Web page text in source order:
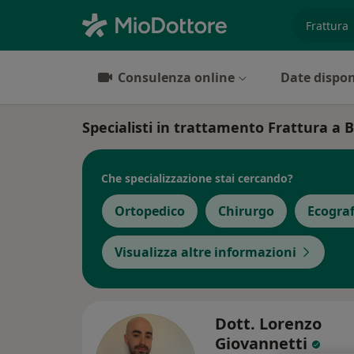
Consulenza online Date
Specialisti in trattamento Frattura a
Che specializzazione stai cercando?
Ortopedico Chirurgo
Visualizza altre informazioni
Dott. Lorenzo
Giovannetti